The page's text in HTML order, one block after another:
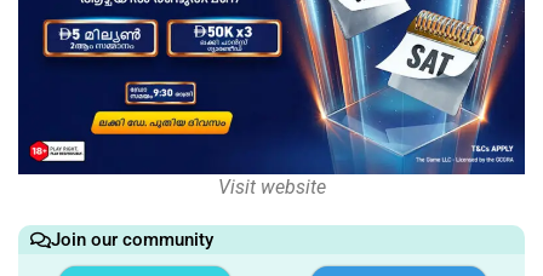
Visit website
Join our community